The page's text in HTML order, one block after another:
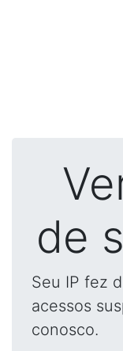
de
Seu IP fez
acessos
conosco.